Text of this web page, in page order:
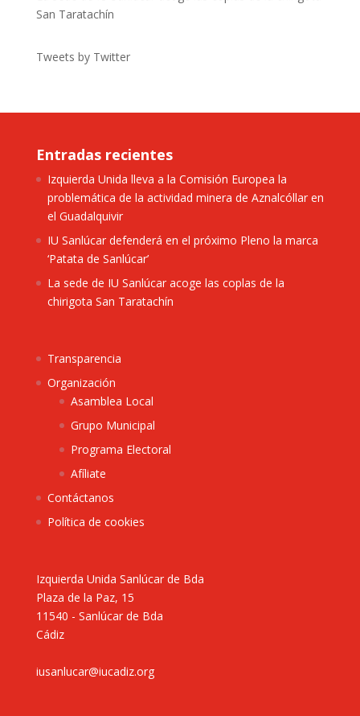
San Taratachín
Tweets by Twitter
Entradas recientes
Izquierda Unida lleva a la Comisión Europea la
problemática de la actividad minera de Aznalcóllar en
el Guadalquivir
IU Sanlúcar defenderá en el próximo Pleno la marca
‘Patata de Sanlúcar’
La sede de IU Sanlúcar acoge las coplas de la
chirigota San Taratachín
Transparencia
Organización
Asamblea Local
Grupo Municipal
Programa Electoral
Afíliate
Contáctanos
Política de cookies
Izquierda Unida Sanlúcar de Bda
Plaza de la Paz, 15
11540 - Sanlúcar de Bda
Cádiz
iusanlucar@iucadiz.org